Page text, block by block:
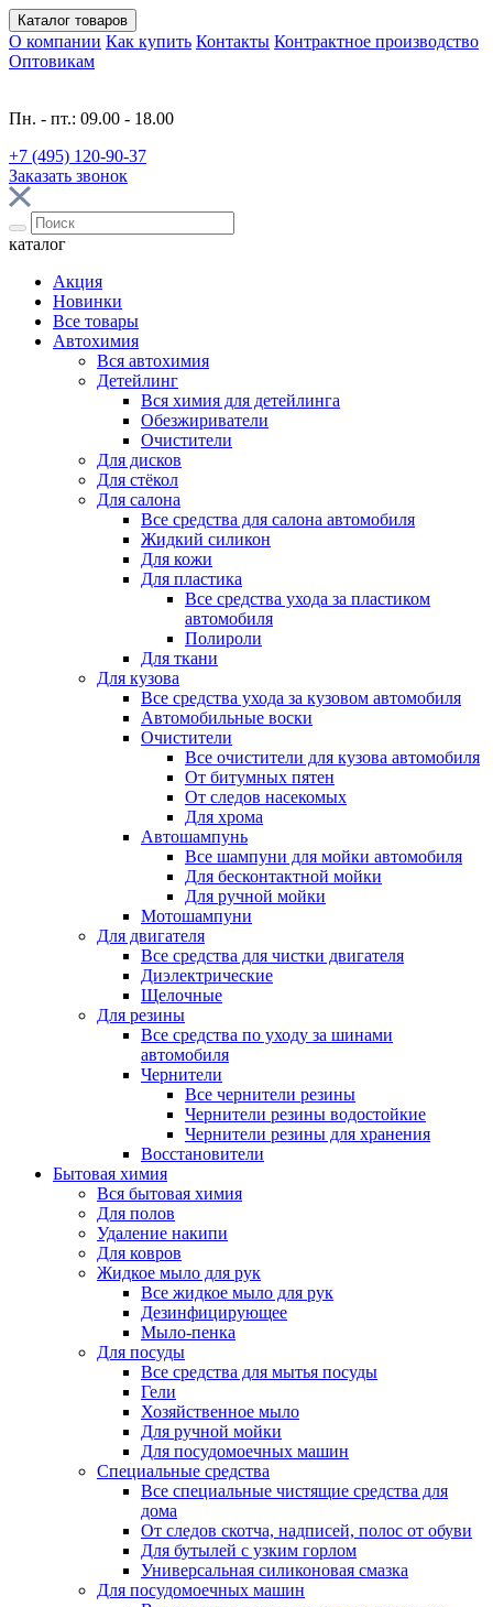
Каталог товаров
О компании Как купить Контакты Контрактное производство
Оптовикам
Пн. - пт.: 09.00 - 18.00
+7 (495) 120-90-37
Заказать звонок
каталог
Акция
Новинки
Все товары
Автохимия
Вся автохимия
Детейлинг
Вся химия для детейлинга
Обезжириватели
Очистители
Для дисков
Для стёкол
Для салона
Все средства для салона автомобиля
Жидкий силикон
Для кожи
Для пластика
Все средства ухода за пластиком
автомобиля
Полироли
Для ткани
Для кузова
Все средства ухода за кузовом автомобиля
Автомобильные воски
Очистители
Все очистители для кузова автомобиля
От битумных пятен
От следов насекомых
Для хрома
Автошампунь
Все шампуни для мойки автомобиля
Для бесконтактной мойки
Для ручной мойки
Мотошампуни
Для двигателя
Все средства для чистки двигателя
Диэлектрические
Щелочные
Для резины
Все средства по уходу за шинами
автомобиля
Чернители
Все чернители резины
Чернители резины водостойкие
Чернители резины для хранения
Восстановители
Бытовая химия
Вся бытовая химия
Для полов
Удаление накипи
Для ковров
Жидкое мыло для рук
Все жидкое мыло для рук
Дезинфицирующее
Мыло-пенка
Для посуды
Все средства для мытья посуды
Гели
Хозяйственное мыло
Для ручной мойки
Для посудомоечных машин
Специальные средства
Все специальные чистящие средства для
дома
От следов скотча, надписей, полос от обуви
Для бутылей с узким горлом
Универсальная силиконовая смазка
Для посудомоечных машин